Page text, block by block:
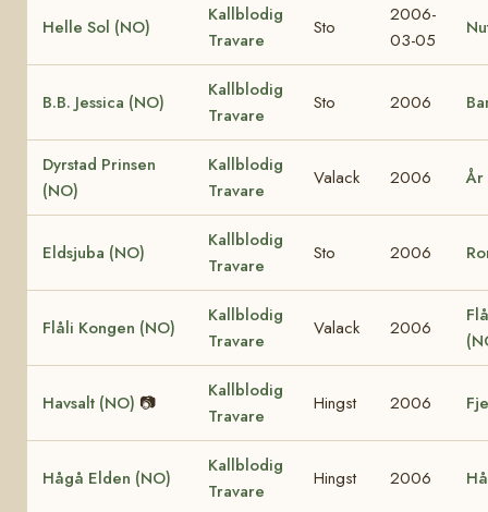
Helle Sol (NO)
Kallblodig
Travare
Sto
2006-
03-05
B.B. Jessica (NO)
Kallblodig
Travare
Sto 2006
Dyrstad Prinsen
(NO)
Kallblodig
Travare
Valack 2006 År
Eldsjuba (NO)
Kallblodig
Travare
Sto 2006
Flåli Kongen (NO)
Kallblodig
Travare
Valack 2006
Havsalt (NO) 📷
Kallblodig
Travare
Hingst 2006
Hågå Elden (NO)
Kallblodig
Travare
Hingst 2006